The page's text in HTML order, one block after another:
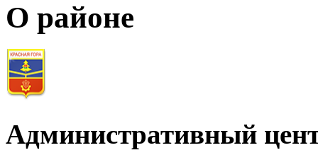
О районе
Административный